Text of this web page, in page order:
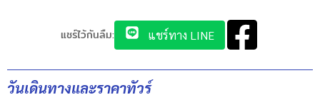
แชร์ไว้กันลืม: แชร์ทาง LINE
วันเดินทางและราคาทัวร์